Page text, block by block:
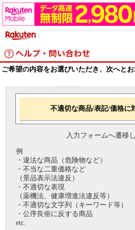
ご希望の内容をお選びいただき、次へとお
不適切な商品/表記/価格に
入力フォームへ遷移し
例
・違法な商品（危険物など）
・不当な二重価格など
（景品表示法違反）
・不適切な表現
（薬機法、健康増進法違反等）
・不適切な文字列（キーワード等）
・公序良俗に反する商品
etc.